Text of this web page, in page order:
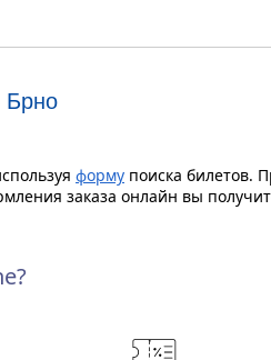
Брно
форму поиска билетов.
заказа онлайн вы